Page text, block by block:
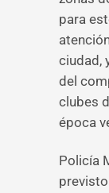
para
ciudad,
del
clubes
época
Policía